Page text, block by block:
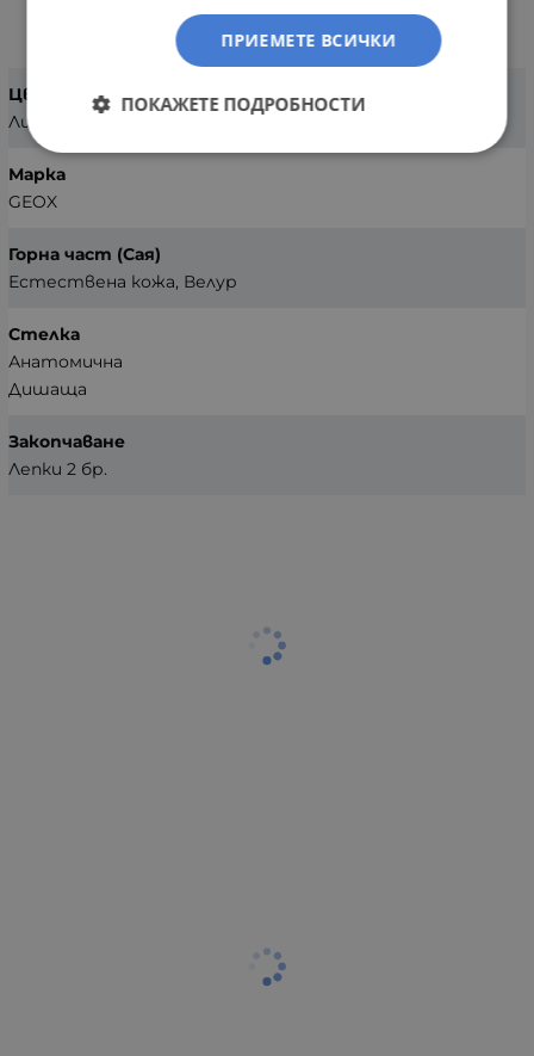
ХАРАКТЕРИСТИКИ
Цвят
Лилав
Марка
GEOX
Горна част (Сая)
Естествена кожа, Велур
Стелка
Анатомична
Дишаща
Закопчаване
Лепки 2 бр.
ПРИЕМЕТЕ ВСИЧКИ
ПОКАЖЕТЕ ПОДРОБНОСТИ